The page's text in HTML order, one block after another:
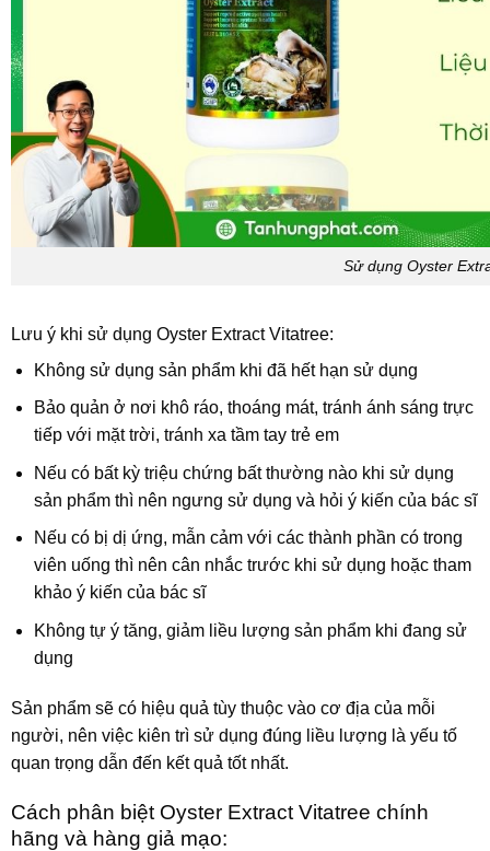
Sử dụng Oyster
Lưu ý khi sử dụng Oyster Extract Vitatree:
Không sử dụng sản phẩm khi đã hết hạn sử dụng
Bảo quản ở nơi khô ráo, thoáng mát, tránh ánh sáng trực
tiếp với mặt trời, tránh xa tầm tay trẻ em
Nếu có bất kỳ triệu chứng bất thường nào khi sử dụng
sản phẩm thì nên ngưng sử dụng và hỏi ý kiến của bác sĩ
Nếu có bị dị ứng, mẫn cảm với các thành phần có trong
viên uống thì nên cân nhắc trước khi sử dụng hoặc tham
khảo ý kiến của bác sĩ
Không tự ý tăng, giảm liều lượng sản phẩm khi đang sử
dụng
Sản phẩm sẽ có hiệu quả tùy thuộc vào cơ địa của mỗi
người, nên việc kiên trì sử dụng đúng liều lượng là yếu tố
quan trọng dẫn đến kết quả tốt nhất.
Cách phân biệt Oyster Extract Vitatree chính
hãng và hàng giả mạo: